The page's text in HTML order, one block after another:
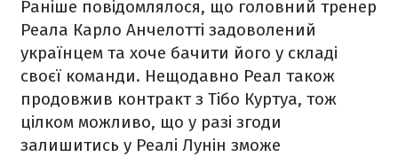
Раніше повідомлялося, що головний тренер
Реала Карло Анчелотті задоволений
українцем та хоче бачити його у складі
своєї команди. Нещодавно Реал також
продовжив контракт з Тібо Куртуа, тож
цілком можливо, що у разі згоди
залишитись у Реалі Лунін зможе